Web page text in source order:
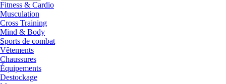
Fitness & Cardio
Musculation
Cross Training
Mind & Body
Sports de combat
Vêtements
Chaussures
Équipements
Destockage